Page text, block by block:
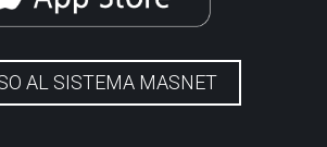
AL SISTEMA MASNET